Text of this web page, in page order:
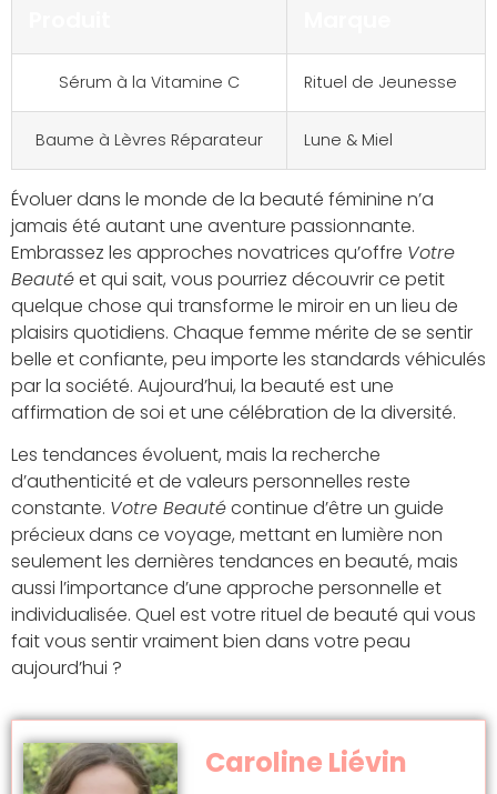
Sérum à la Vitamine C Rituel de Jeunesse
Baume à Lèvres Réparateur Lune & Miel
Évoluer dans le monde de la beauté féminine n’a
jamais été autant une aventure passionnante.
Embrassez les approches novatrices qu’offre Votre
Beautéet qui sait, vous pourriez découvrir ce petit
quelque chose qui transforme le miroir en un lieu de
plaisirs quotidiens. Chaque femme mérite de se sentir
belle et confiante, peu importe les standards véhiculés
par la société. Aujourd’hui, la beauté est une
affirmation de soi et une célébration de la diversité.
Les tendances évoluent, mais la recherche
d’authenticité et de valeurs personnelles reste
constante. Votre Beautécontinue d’être un guide
précieux dans ce voyage, mettant en lumière non
seulement les dernières tendances en beauté, mais
aussi l’importance d’une approche personnelle et
individualisée. Quel est votre rituel de beauté qui vous
fait vous sentir vraiment bien dans votre peau
aujourd’hui ?
Caroline Liévin